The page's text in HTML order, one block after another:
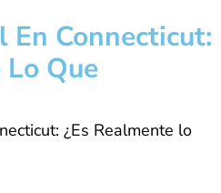
En Connecticut:
Que